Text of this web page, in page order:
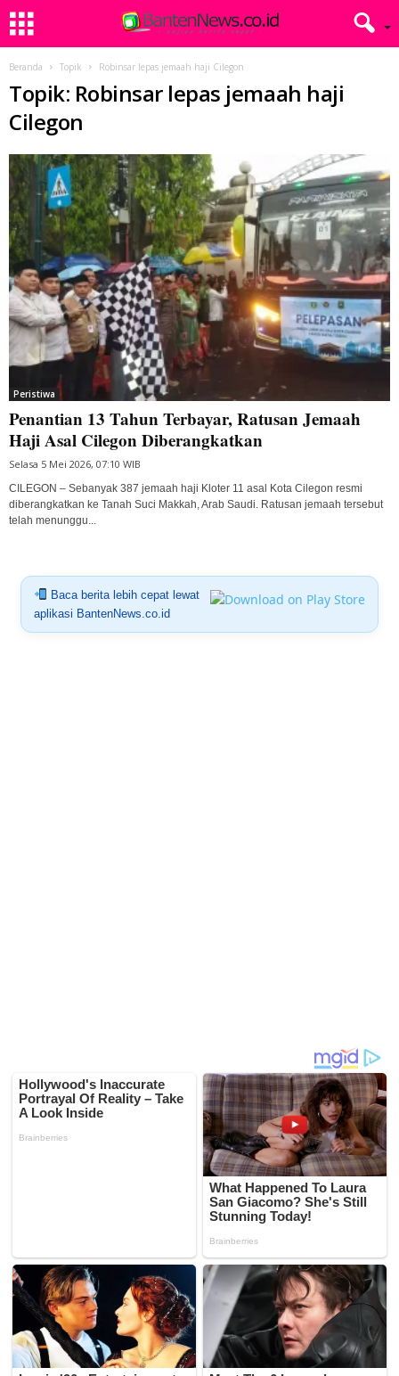
Beranda Topik Robinsar lepas jemaah haji Cilegon
Topik: Robinsar lepas jemaah haji
Cilegon
Peristiwa
Penantian 13 Tahun Terbayar, Ratusan Jemaah
Haji Asal Cilegon Diberangkatkan
Selasa 5 Mei 2026, 07:10 WIB
CILEGON – Sebanyak 387 jemaah haji Kloter 11 asal Kota Cilegon resmi
diberangkatkan ke Tanah Suci Makkah, Arab Saudi. Ratusan jemaah tersebut
telah menunggu...
Baca berita lebih cepat lewat
aplikasi BantenNews.co.id